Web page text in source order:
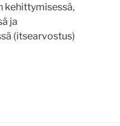
kehittymisessä,
ja
(itsearvostus)